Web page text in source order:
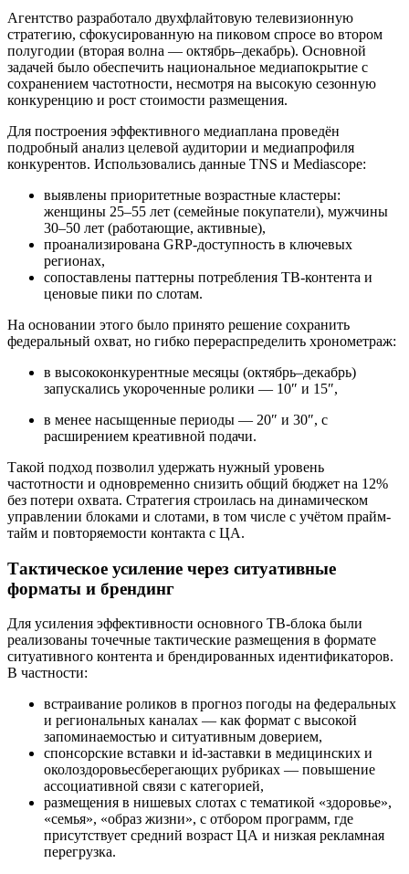
Агентство разработало двухфлайтовую телевизионную
стратегию, сфокусированную на пиковом спросе во втором
полугодии (вторая волна — октябрь–декабрь). Основной
задачей было обеспечить национальное медиапокрытие с
сохранением частотности, несмотря на высокую сезонную
конкуренцию и рост стоимости размещения.
Для построения эффективного медиаплана проведён
подробный анализ целевой аудитории и медиапрофиля
конкурентов. Использовались данные TNS и Mediascope:
выявлены приоритетные возрастные кластеры:
женщины 25–55 лет (семейные покупатели), мужчины
30–50 лет (работающие, активные),
проанализирована GRP-доступность в ключевых
регионах,
сопоставлены паттерны потребления ТВ-контента и
ценовые пики по слотам.
На основании этого было принято решение сохранить
федеральный охват, но гибко перераспределить хронометраж:
в высококонкурентные месяцы (октябрь–декабрь)
запускались укороченные ролики — 10″ и 15″,
в менее насыщенные периоды — 20″ и 30″, с
расширением креативной подачи.
Такой подход позволил удержать нужный уровень
частотности и одновременно снизить общий бюджет на 12%
без потери охвата. Стратегия строилась на динамическом
управлении блоками и слотами, в том числе с учётом прайм-
тайм и повторяемости контакта с ЦА.
Тактическое усиление через ситуативные
форматы и брендинг
Для усиления эффективности основного ТВ-блока были
реализованы точечные тактические размещения в формате
ситуативного контента и брендированных идентификаторов.
В частности:
встраивание роликов в прогноз погоды на федеральных
и региональных каналах — как формат с высокой
запоминаемостью и ситуативным доверием,
спонсорские вставки и id-заставки в медицинских и
околоздоровьесберегающих рубриках — повышение
ассоциативной связи с категорией,
размещения в нишевых слотах с тематикой «здоровье»,
«семья», «образ жизни», с отбором программ, где
присутствует средний возраст ЦА и низкая рекламная
перегрузка.